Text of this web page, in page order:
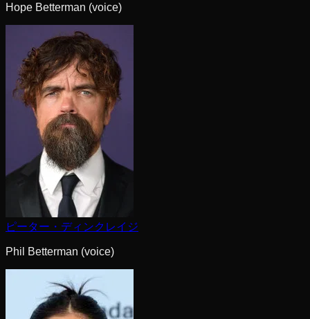
Hope Betterman (voice)
ピーター・ディンクレイジ
Phil Betterman (voice)